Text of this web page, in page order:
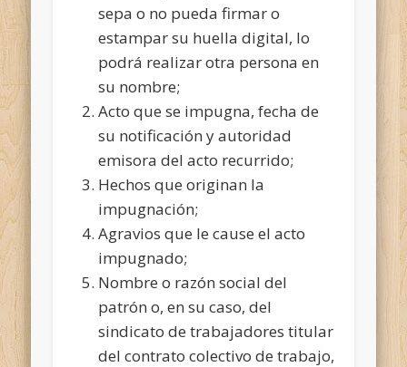
sepa o no pueda firmar o
estampar su huella digital, lo
podrá realizar otra persona en
su nombre;
Acto que se impugna, fecha de
su notificación y autoridad
emisora del acto recurrido;
Hechos que originan la
impugnación;
Agravios que le cause el acto
impugnado;
Nombre o razón social del
patrón o, en su caso, del
sindicato de trabajadores titular
del contrato colectivo de trabajo,